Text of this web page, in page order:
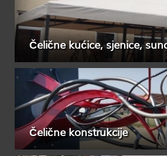
Čelične kućice, sjenice,
Čelične konstrukcije